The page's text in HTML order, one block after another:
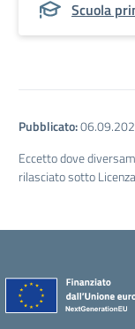
Scuola
Pubblicato:
Eccetto dove
rilasciato sotto